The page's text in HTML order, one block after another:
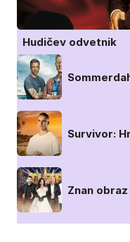
Hudičev odvetnik
Survivor:
Znan